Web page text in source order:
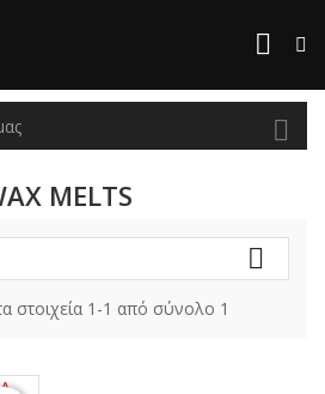


MELTS

στοιχεία 1-1 από σύνολο 1